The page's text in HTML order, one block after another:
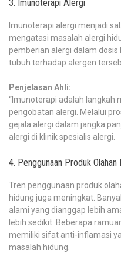
3. Imunoterapi Alergi
Imunoterapi alergi menjadi
mengatasi masalah alergi
pemberian alergi dalam
tubuh terhadap alergen
Penjelasan Ahli:
“Imunoterapi adalah langkah
pengobatan alergi. Melalui
gejala alergi dalam jangka
alergi di klinik spesialis alergi.
4. Penggunaan Produk Olahan
Tren penggunaan produk
hidung juga meningkat.
alami yang dianggap lebih
lebih sedikit. Beberapa
memiliki sifat anti-inflamasi
masalah hidung.